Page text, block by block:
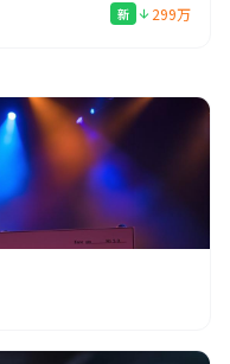
新 299万